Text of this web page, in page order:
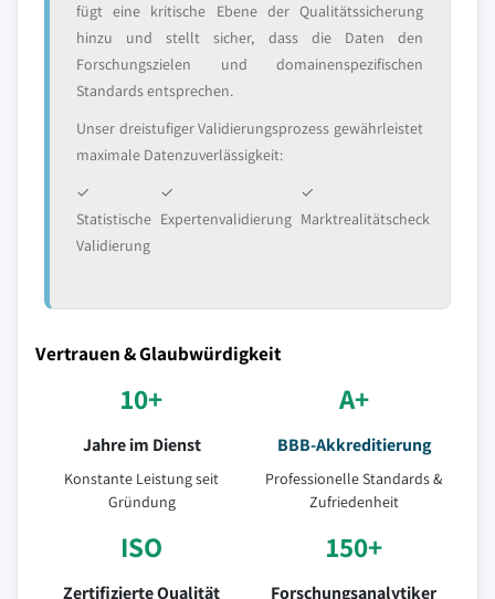
fügt eine kritische Ebene der Qualitätssicherung
hinzu und stellt sicher, dass die Daten den
Forschungszielen und domainenspezifischen
Standards entsprechen.
Unser dreistufiger Validierungsprozess gewährleistet
maximale Datenzuverlässigkeit:
✓
Statistische
Validierung
✓
Expertenvalidierung
✓
Marktrealitätscheck
Vertrauen & Glaubwürdigkeit
10+
Jahre im Dienst
Konstante Leistung seit
Gründung
A+
BBB-Akkreditierung
Professionelle Standards &
Zufriedenheit
ISO
Zertifizierte Qualität
150+
Forschungsanalytiker